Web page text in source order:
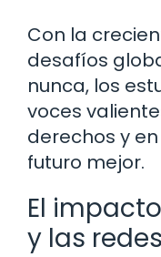
Con la
desafíos
nunca, los
voces
derechos y
futuro mejor.
El
y las